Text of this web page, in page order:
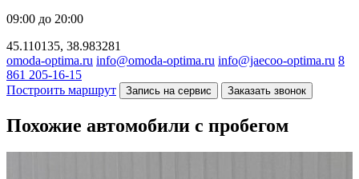
09:00 до 20:00
45.110135, 38.983281
omoda-optima.ru info@omoda-optima.ru info@jaecoo-optima.ru 8
861 205-16-15
Построить маршрут
Запись на сервис Заказать звонок
Похожие автомобили с пробегом